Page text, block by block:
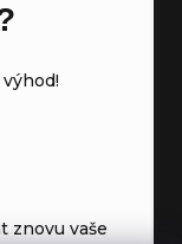
znovu vaše